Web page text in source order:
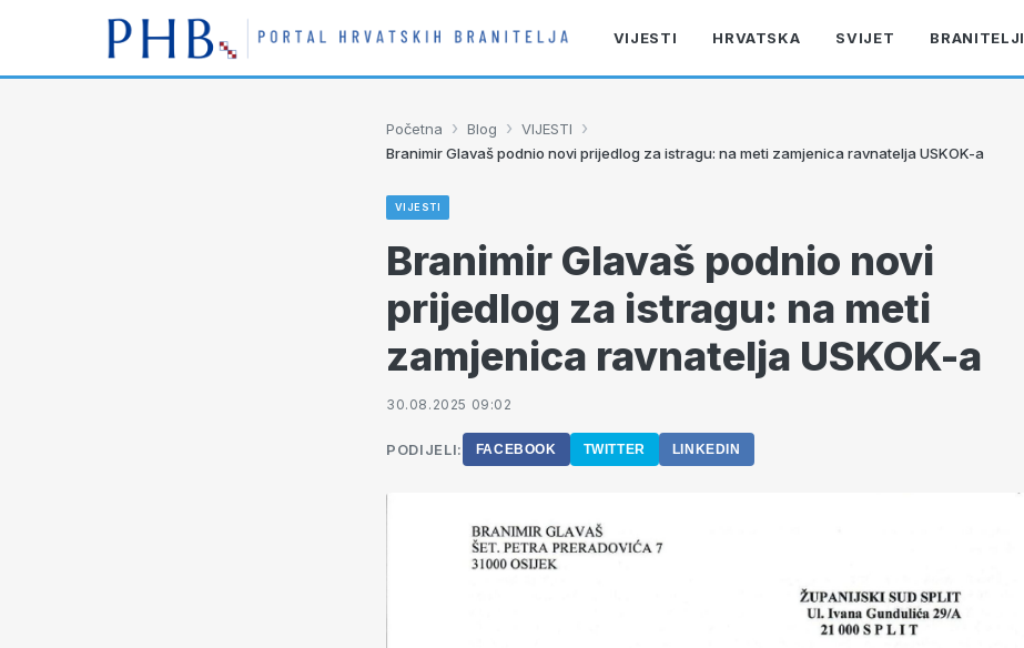
VIJESTI HRVATSKA SVIJET BRANITELJI
Početna › Blog › VIJESTI ›
Branimir Glavaš podnio novi prijedlog za istragu: na meti zamjenica ravnatelja USKOK-a
VIJESTI
Branimir Glavaš podnio novi
prijedlog za istragu: na meti
zamjenica ravnatelja USKOK-a
30.08.2025 09:02
PODIJELI: FACEBOOK TWITTER LINKEDIN